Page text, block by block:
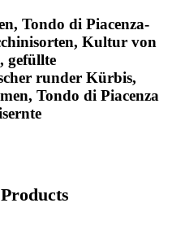
Tondo di Piacenza-
Kultur von
gefüllte
runder Kürbis,
Tondo di Piacenza